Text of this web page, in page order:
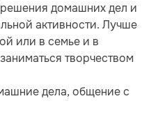
домашних дел и
активности. Лучше
или в семье и в
творчеством
дела, общение с